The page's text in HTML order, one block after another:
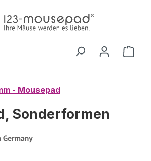
- Mousepad
Sonderformen